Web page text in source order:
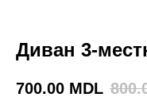
Диван 3-
700.00 MDL